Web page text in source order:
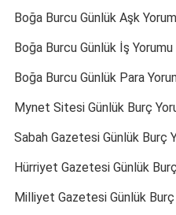
Boğa Burcu Günlük Aşk
Boğa Burcu Günlük İş Yorumu
Boğa Burcu Günlük Para
Mynet Sitesi Günlük Burç
Sabah Gazetesi Günlük Burç
Hürriyet Gazetesi Günlük
Milliyet Gazetesi Günlük Burç